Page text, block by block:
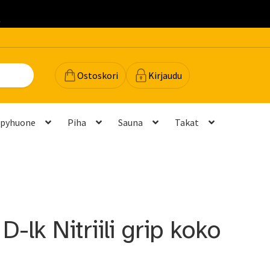
Ostoskori Kirjaudu
Piha Sauna
Takat
ja mittatilausratkaisut Takuu ja tuki
lk Nitriili grip koko